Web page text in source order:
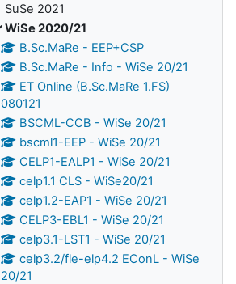
SuSe 2021
WiSe 2020/21
B.Sc.MaRe - EEP+CSP
B.Sc.MaRe - Info - WiSe 20/21
ET Online (B.Sc.MaRe 1.FS)
080121
BSCML-CCB - WiSe 20/21
bscml1-EEP - WiSe 20/21
CELP1-EALP1 - WiSe 20/21
celp1.1 CLS - WiSe20/21
celp1.2-EAP1 - WiSe 20/21
CELP3-EBL1 - WiSe 20/21
celp3.1-LST1 - WiSe 20/21
celp3.2/fle-elp4.2 EConL - WiSe
20/21